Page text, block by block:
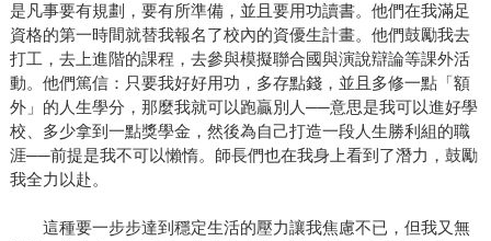
是凡事要有規劃，要有所準備，並且要用功讀書。他們在我滿足
資格的第一時間就替我報名了校內的資優生計畫。他們鼓勵我去
打工，去上進階的課程，去參與模擬聯合國與演說辯論等課外活
動。他們篤信：只要我好好用功，多存點錢，並且多修一點「額
外」的人生學分，那麼我就可以跑贏別人──意思是我可以進好學
校、多少拿到一點獎學金，然後為自己打造一段人生勝利組的職
涯──前提是我不可以懶惰。師長們也在我身上看到了潛力，鼓勵
我全力以赴。
這種要一步步達到穩定生活的壓力讓我焦慮不已，但我又無